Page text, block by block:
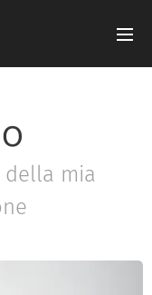
della mia